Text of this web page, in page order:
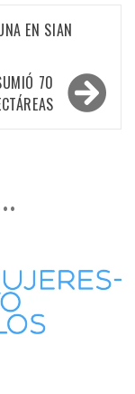
EN SIAN
70